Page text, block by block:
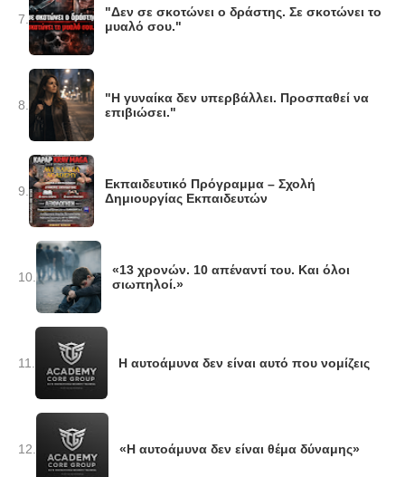
7.
"Δεν σε σκοτώνει ο δράστης. Σε σκοτώνει το
μυαλό σου."
8.
"Η γυναίκα δεν υπερβάλλει. Προσπαθεί να
επιβιώσει."
9.
Εκπαιδευτικό Πρόγραμμα – Σχολή
Δημιουργίας Εκπαιδευτών
10.
«13 χρονών. 10 απέναντί του. Και όλοι
σιωπηλοί.»
11. Η αυτοάμυνα δεν είναι αυτό που νομίζεις
12. «Η αυτοάμυνα δεν είναι θέμα δύναμης»